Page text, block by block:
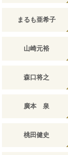
まるも亜希子
山崎元裕
森口将之
廣本 泉
桃田健史